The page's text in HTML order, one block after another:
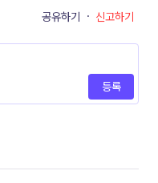
공유하기 · 신고하기
등록